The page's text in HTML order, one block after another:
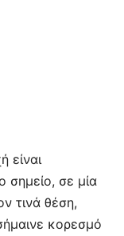
είναι
σημείο, σε μία
τινά θέση,
κορεσμό